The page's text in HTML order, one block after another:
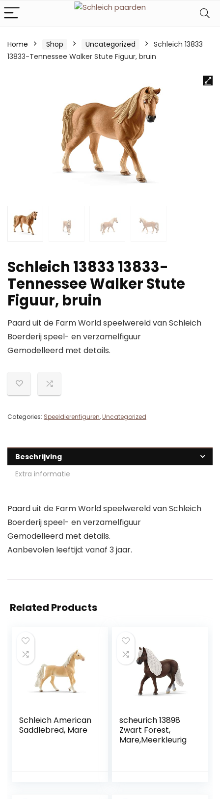
Home Shop Uncategorized
Schleich 13833
13833-Tennessee Walker Stute Figuur, bruin
Schleich 13833 13833-
Tennessee Walker Stute
Figuur, bruin
Paard uit de Farm World speelwereld van Schleich
Boerderij speel- en verzamelfiguur
Gemodelleerd met details.
Categories: Speeldierenfiguren,Uncategorized
Beschrijving
Extra informatie
Paard uit de Farm World speelwereld van Schleich
Boerderij speel- en verzamelfiguur
Gemodelleerd met details.
Aanbevolen leeftijd: vanaf 3 jaar.
Related Products
Schleich American
Saddlebred, Mare
scheurich 13898
Zwart Forest,
Mare,Meerkleurig